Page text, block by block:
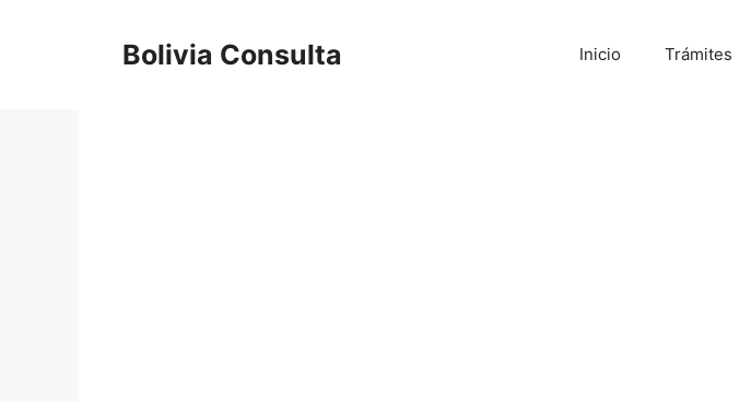
Bolivia Consulta Inicio Trámites